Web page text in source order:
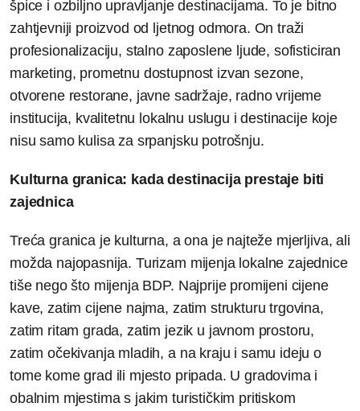
špice i ozbiljno upravljanje destinacijama. To je bitno
zahtjevniji proizvod od ljetnog odmora. On traži
profesionalizaciju, stalno zaposlene ljude, sofisticiran
marketing, prometnu dostupnost izvan sezone,
otvorene restorane, javne sadržaje, radno vrijeme
institucija, kvalitetnu lokalnu uslugu i destinacije koje
nisu samo kulisa za srpanjsku potrošnju.
Kulturna granica: kada destinacija prestaje biti
zajednica
Treća granica je kulturna, a ona je najteže mjerljiva, ali
možda najopasnija. Turizam mijenja lokalne zajednice
tiše nego što mijenja BDP. Najprije promijeni cijene
kave, zatim cijene najma, zatim strukturu trgovina,
zatim ritam grada, zatim jezik u javnom prostoru,
zatim očekivanja mladih, a na kraju i samu ideju o
tome kome grad ili mjesto pripada. U gradovima i
obalnim mjestima s jakim turističkim pritiskom